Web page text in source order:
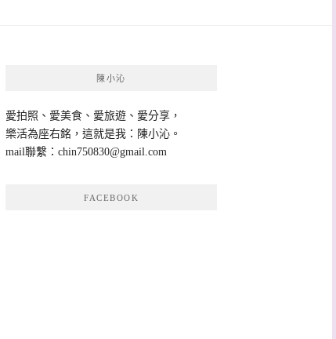
陳小沁
愛拍照、愛美食、愛旅遊、愛分享，
樂活為座右銘，這就是我：陳小沁。
mail聯繫： chin750830@gmail.com
FACEBOOK